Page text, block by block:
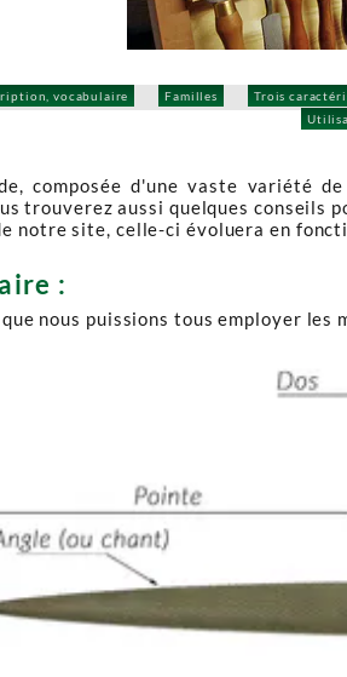
vocabulaire Familles Trois
composée d'une vaste variété
trouverez aussi quelques
notre site, celle-ci évoluera en
:
nous puissions tous employer les